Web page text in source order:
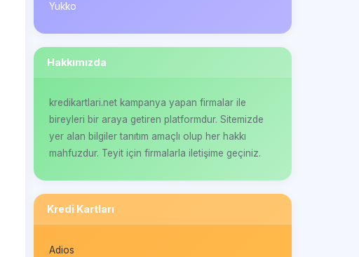
Yukko
Hakkımızda
kredikartlari.net kampanya yapan firmalar ile
bireyleri bir araya getiren platformdur. Sitemizde
yer alan bilgiler tanıtım amaçlı olup her hakkı
mahfuzdur. Teyit için firmalarla iletişime geçiniz.
Kredi Kartları
Adios